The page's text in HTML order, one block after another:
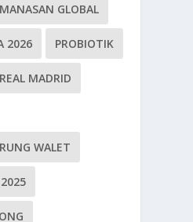
GLOBAL
2026 PROBIOTIK
REAL MADRID
WALET